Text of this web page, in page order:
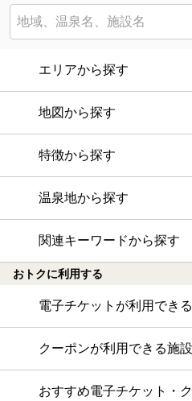
エリアから探す
地図から探す
特徴から探す
温泉地から探す
関連キーワードから探す
おトクに利用する
電子チケットが利用でき
クーポンが利用できる施
おすすめ電子チケット・